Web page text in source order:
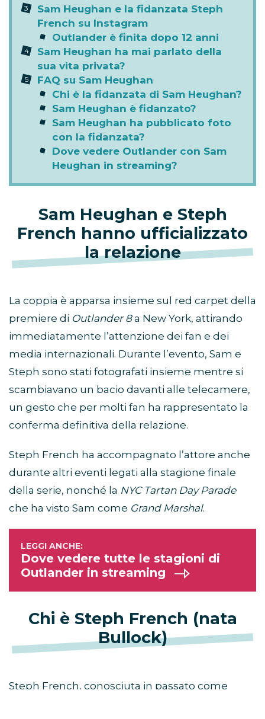
Sam Heughan e la fidanzata Steph
French su Instagram
Outlander è finita dopo 12 anni
Sam Heughan ha mai parlato della
sua vita privata?
FAQ su Sam Heughan
Chi è la fidanzata di Sam Heughan?
Sam Heughan è fidanzato?
Sam Heughan ha pubblicato foto
con la fidanzata?
Dove vedere Outlander con Sam
Heughan in streaming?
Sam Heughan e Steph
French hanno ufficializzato
la relazione
La coppia è apparsa insieme sul red carpet della
premiere di Outlander 8a New York, attirando
immediatamente l’attenzione dei fan e dei
media internazionali. Durante l’evento, Sam e
Steph sono stati fotografati insieme mentre si
scambiavano un bacio davanti alle telecamere,
un gesto che per molti fan ha rappresentato la
conferma definitiva della relazione.
Steph French ha accompagnato l’attore anche
durante altri eventi legati alla stagione finale
della serie, nonché la NYC Tartan Day Parade
che ha visto Sam come Grand Marshal.
Dove vedere tutte le stagioni di
Outlander in streaming
Chi è Steph French (nata
Bullock)
Steph French, conosciuta in passato come